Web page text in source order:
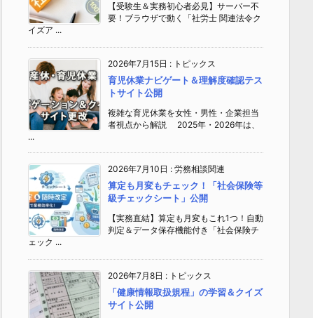
【受験生＆実務初心者必見】サーバー不
要！ブラウザで動く「社労士 関連法令ク
イズア ...
2026年7月15日 : トピックス
育児休業ナビゲート＆理解度確認テス
トサイト公開
複雑な育児休業を女性・男性・企業担当
者視点から解説 2025年・2026年は、
...
2026年7月10日 : 労務相談関連
算定も月変もチェック！「社会保険等
級チェックシート」公開
【実務直結】算定も月変もこれ1つ！自動
判定＆データ保存機能付き「社会保険チ
ェック ...
2026年7月8日 : トピックス
「健康情報取扱規程」の学習＆クイズ
サイト公開